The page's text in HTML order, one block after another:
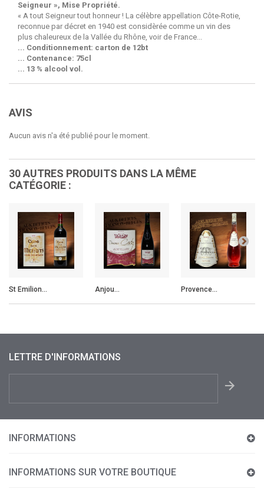
Seigneur », Mise Propriété.
« A tout Seigneur tout honneur ! La célèbre appellation Côte-Rotie,
reconnue par décret en 1940 est considèrée comme un vin des
plus chaleureux de la Vallée du Rhône, voir de France...
... Conditionnement: carton de 12bt
... Contenance: 75cl
... 13 % alcool vol.
AVIS
Aucun avis n'a été publié pour le moment.
30 AUTRES PRODUITS DANS LA MÊME
CATÉGORIE :
St Emilion... Anjou... Provence...
LETTRE D'INFORMATIONS
INFORMATIONS
INFORMATIONS SUR VOTRE BOUTIQUE